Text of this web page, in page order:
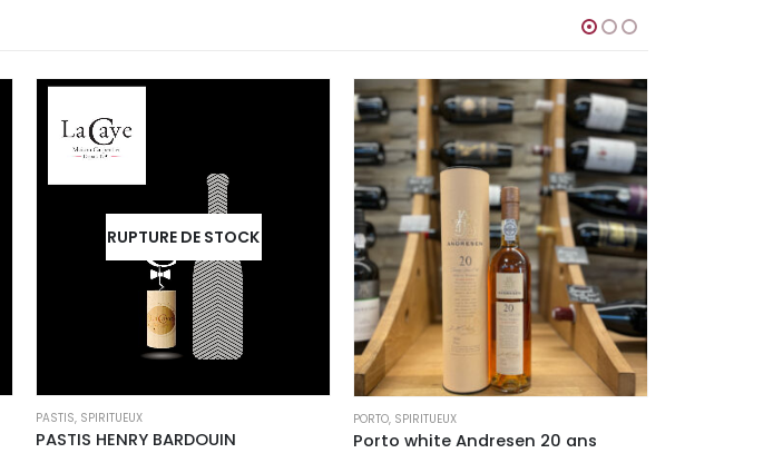
RUPTURE DE STOCK
PASTIS, SPIRITUEUX
PASTIS HENRY BARDOUIN
PORTO, SPIRITUEUX
Porto white Andresen 20 ans